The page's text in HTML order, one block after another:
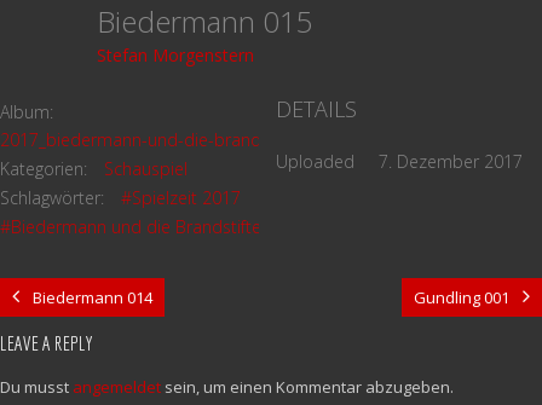
Biedermann 015
Stefan Morgenstern
Album:
2017_biedermann-und-die-brandstifter
Kategorien:
Schauspiel
Schlagwörter:
#Spielzeit 2017
#Biedermann und die Brandstifter
DETAILS
Uploaded 7. Dezember 2017
Biedermann 014 Gundling 001
LEAVE A REPLY
Du musst angemeldet sein, um einen Kommentar abzugeben.